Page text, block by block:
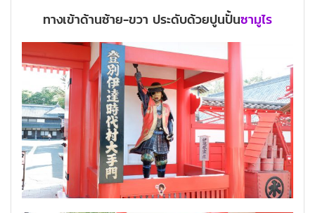
ทางเข้าด้านซ้าย-ขวา ประดับด้วยปูนปั้นซามูไร